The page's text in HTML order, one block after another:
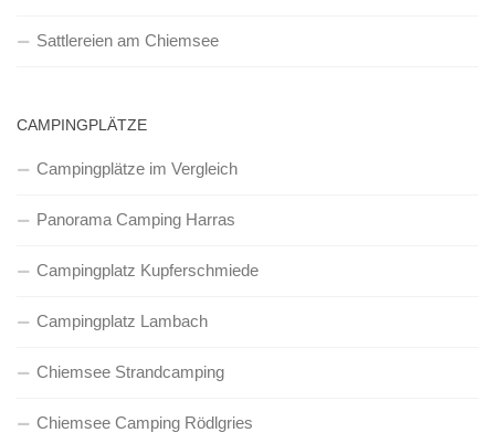
Sattlereien am Chiemsee
CAMPINGPLÄTZE
Campingplätze im Vergleich
Panorama Camping Harras
Campingplatz Kupferschmiede
Campingplatz Lambach
Chiemsee Strandcamping
Chiemsee Camping Rödlgries